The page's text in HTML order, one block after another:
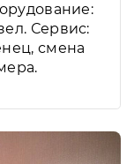
Сервис:
смена